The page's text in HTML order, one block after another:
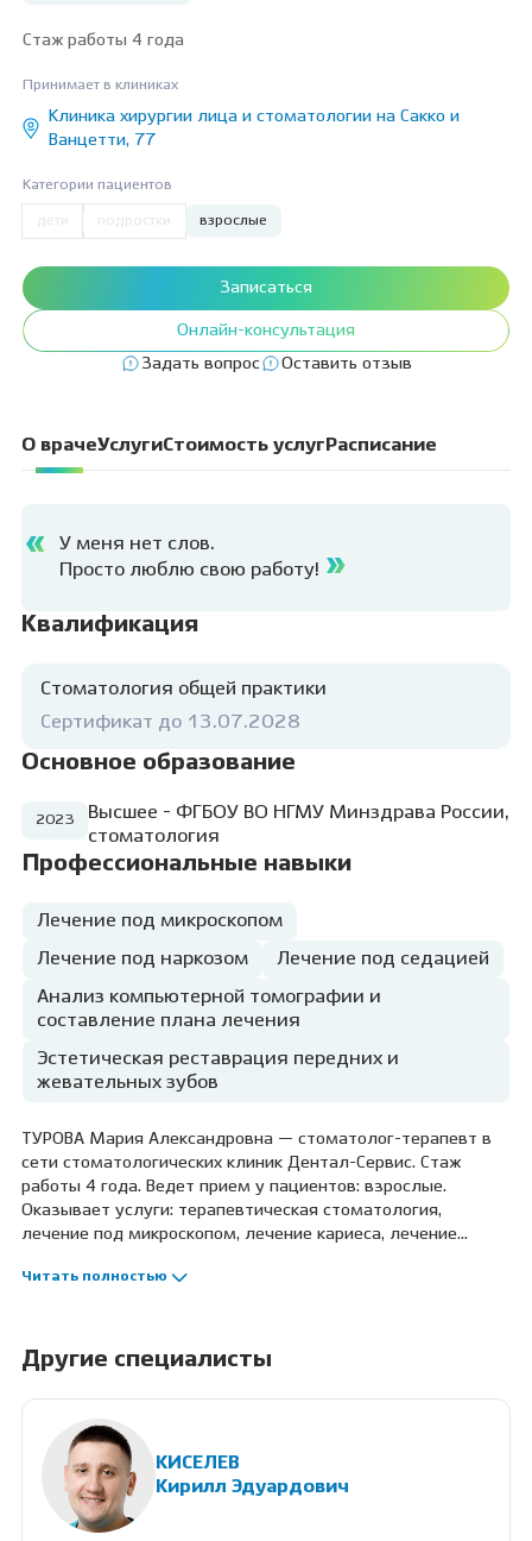
Стаж работы 4 года
Принимает в клиниках
Клиника хирургии лица и стоматологии на Сакко и
Ванцетти, 77
Категории пациентов
дети подростки взрослые
Записаться
Онлайн-консультация
Задать вопрос
Оставить отзыв
О врачеУслугиСтоимость услуг Расписание
У меня нет слов.
Просто люблю свою работу!
Квалификация
Стоматология общей практики
Сертификат до 13.07.2028
Основное образование
2023
Высшее - ФГБОУ ВО НГМУ Минздрава России,
стоматология
Профессиональные навыки
Лечение под микроскопом
Лечение под наркозом Лечение под седацией
Анализ компьютерной томографии и
составление плана лечения
Эстетическая реставрация передних и
жевательных зубов
ТУРОВА Мария Александровна — стоматолог-терапевт в
сети стоматологических клиник Дентал-Сервис. Стаж
работы 4 года. Ведет прием у пациентов: взрослые.
Оказывает услуги: терапевтическая стоматология,
лечение под микроскопом, лечение кариеса, лечение
Профессиональные навыки: лечение под микроскопом,
эстетическая реставрация передних и жевательных зубов.
Читать полностью
Другие специалисты
КИСЕЛЕВ
Кирилл Эдуардович